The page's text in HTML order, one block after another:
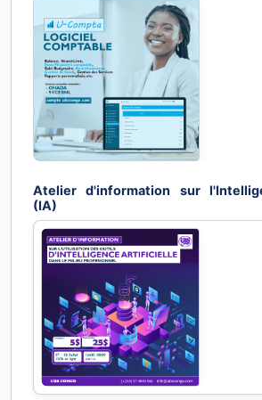
Vente des ordinateurs de haute